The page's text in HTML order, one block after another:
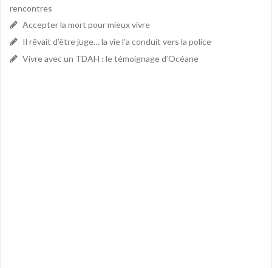
rencontres
Accepter la mort pour mieux vivre
Il rêvait d’être juge… la vie l’a conduit vers la police
Vivre avec un TDAH : le témoignage d’Océane